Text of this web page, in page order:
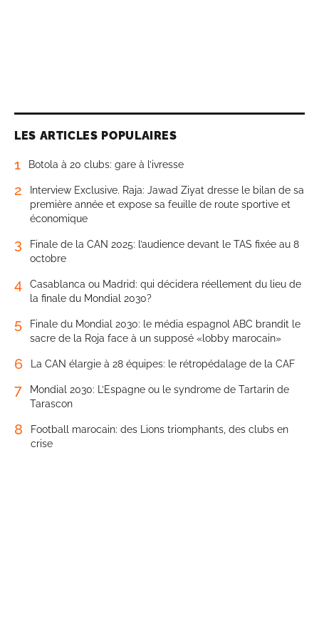
LES ARTICLES POPULAIRES
1 Botola à 20 clubs: gare à l’ivresse
2
Interview Exclusive. Raja: Jawad Ziyat dresse le bilan de sa
première année et expose sa feuille de route sportive et
économique
3
Finale de la CAN 2025: l’audience devant le TAS fixée au 8
octobre
4
Casablanca ou Madrid: qui décidera réellement du lieu de
la finale du Mondial 2030?
5
Finale du Mondial 2030: le média espagnol ABC brandit le
sacre de la Roja face à un supposé «lobby marocain»
6 La CAN élargie à 28 équipes: le rétropédalage de la CAF
7
Mondial 2030: L’Espagne ou le syndrome de Tartarin de
Tarascon
8
Football marocain: des Lions triomphants, des clubs en
crise